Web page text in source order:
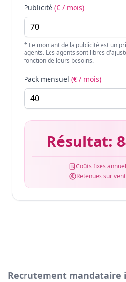
Publicité (€ / mois)
* Le montant de la publicité est un
agents. Les agents sont libres
fonction de leurs besoins.
Pack mensuel (€ / mois)
Résultat:
Coûts fixes
Retenues sur
Recrutement mandataire